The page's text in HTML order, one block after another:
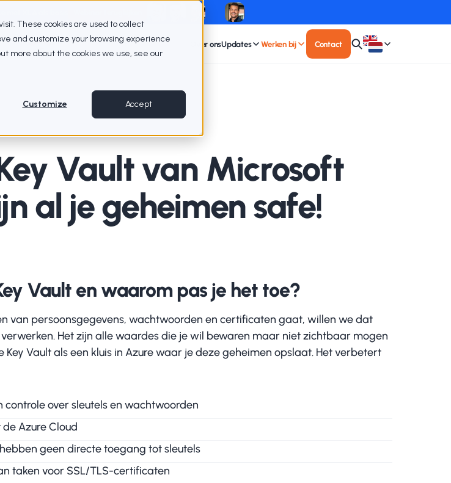
These cookies are used to collect
and customize your browsing experience
more about the cookies we use, see our
Customize Accept
Over onsUpdates Werken bij Contact
Vault van Microsoft
al je geheimen safe!
Vault en waarom pas je het toe?
van persoonsgegevens, wachtwoorden en certificaten gaat, willen we dat
Het zijn alle waardes die je wil bewaren maar niet zichtbaar mogen
Key Vault als een kluis in Azure waar je deze geheimen opslaat. Het verbetert
controle over sleutels en wachtwoorden
Azure Cloud
geen directe toegang tot sleutels
taken voor SSL/TLS-certificaten